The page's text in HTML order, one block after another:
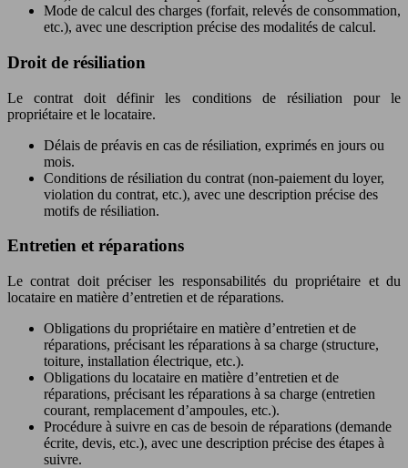
Mode de calcul des charges (forfait, relevés de consommation,
etc.), avec une description précise des modalités de calcul.
Droit de résiliation
Le contrat doit définir les conditions de résiliation pour le
propriétaire et le locataire.
Délais de préavis en cas de résiliation, exprimés en jours ou
mois.
Conditions de résiliation du contrat (non-paiement du loyer,
violation du contrat, etc.), avec une description précise des
motifs de résiliation.
Entretien et réparations
Le contrat doit préciser les responsabilités du propriétaire et du
locataire en matière d’entretien et de réparations.
Obligations du propriétaire en matière d’entretien et de
réparations, précisant les réparations à sa charge (structure,
toiture, installation électrique, etc.).
Obligations du locataire en matière d’entretien et de
réparations, précisant les réparations à sa charge (entretien
courant, remplacement d’ampoules, etc.).
Procédure à suivre en cas de besoin de réparations (demande
écrite, devis, etc.), avec une description précise des étapes à
suivre.